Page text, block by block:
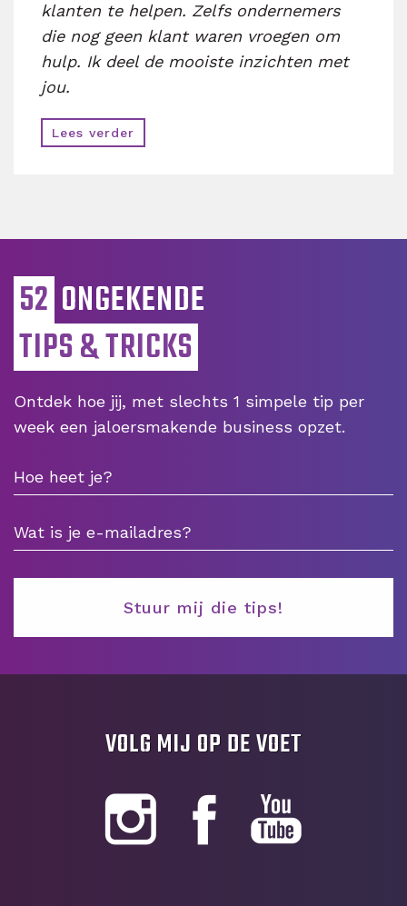
klanten te helpen. Zelfs ondernemers
die nog geen klant waren vroegen om
hulp. Ik deel de mooiste inzichten met
jou.
Lees verder
52 ONGEKENDE
TIPS & TRICKS
Ontdek hoe jij, met slechts 1 simpele tip per
week een jaloersmakende business opzet.
VOLG MIJ OP DE VOET